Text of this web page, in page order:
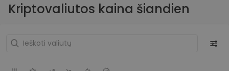
Kriptovaliutos kaina šiandien